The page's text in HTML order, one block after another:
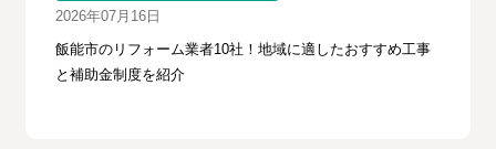
2026年07月16日
飯能市のリフォーム業者10社！地域に適したおすすめ工事
と補助金制度を紹介